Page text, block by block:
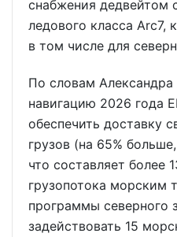
снабжения дедвейтом
ледового класса Arc7,
в том числе для
По словам Александра
навигацию 2026 года
обеспечить доставку
грузов (на 65%
что составляет более
грузопотока морским
программы северного
задействовать 15